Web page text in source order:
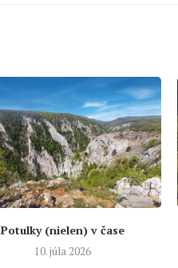
Potulky (nielen) v čase
10. júla 2026